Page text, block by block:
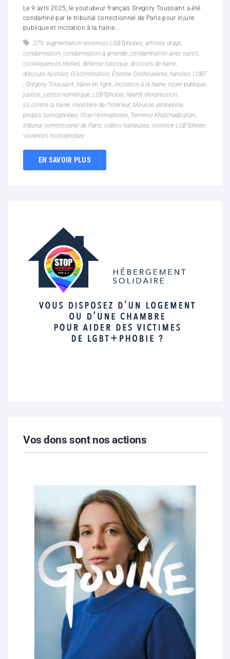
Le 9 avril 2025, le youtubeur français Gregory Toussaint a été
condamné par le tribunal correctionnel de Paris pour injure
publique et incitation à la haine...
27% augmentation violences LGBTphobes, artistes drags,
condamnation, condamnation à amende, condamnation avec sursis,
conséquences réelles, défense satirique, discours de haine,
discours hostiles, Discrimination, Étienne Deshoulières, familles LGBT
, Grégory Toussaint, haine en ligne, incitation à la haine, injure publique,
justice, justice numérique, LGBTphobie, liberté d'expression,
loi contre la haine, ministère de l'Intérieur, Mousse, pédophilie,
propos homophobes, Stop Homophobie, Terrence Khatchadourian,
tribunal correctionnel de Paris, vidéos haineuses, violence LGBTphobe,
violences homophobes
EN SAVOIR PLUS
Vos dons sont nos actions